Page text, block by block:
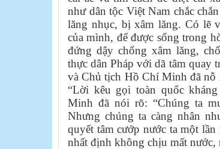
như dân tộc Việt Nam chắc
lăng nhục, bị xâm lăng. Có lẽ
của mình, để được sống trong
đứng dậy chống xâm lăng,
thực dân Pháp với dã tâm quay
và Chủ tịch Hồ Chí Minh đã nỗ
“Lời kêu gọi toàn quốc
Minh đã nói rõ: “Chúng ta
Nhưng chúng ta càng nhân
quyết tâm cướp nước ta một
nhất định không chịu mất